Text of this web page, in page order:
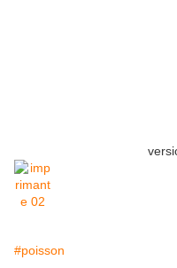
#poisson